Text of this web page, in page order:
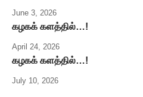
June 3, 2026
கழகக் களத்தில்…!
April 24, 2026
கழகக் களத்தில்…!
July 10, 2026